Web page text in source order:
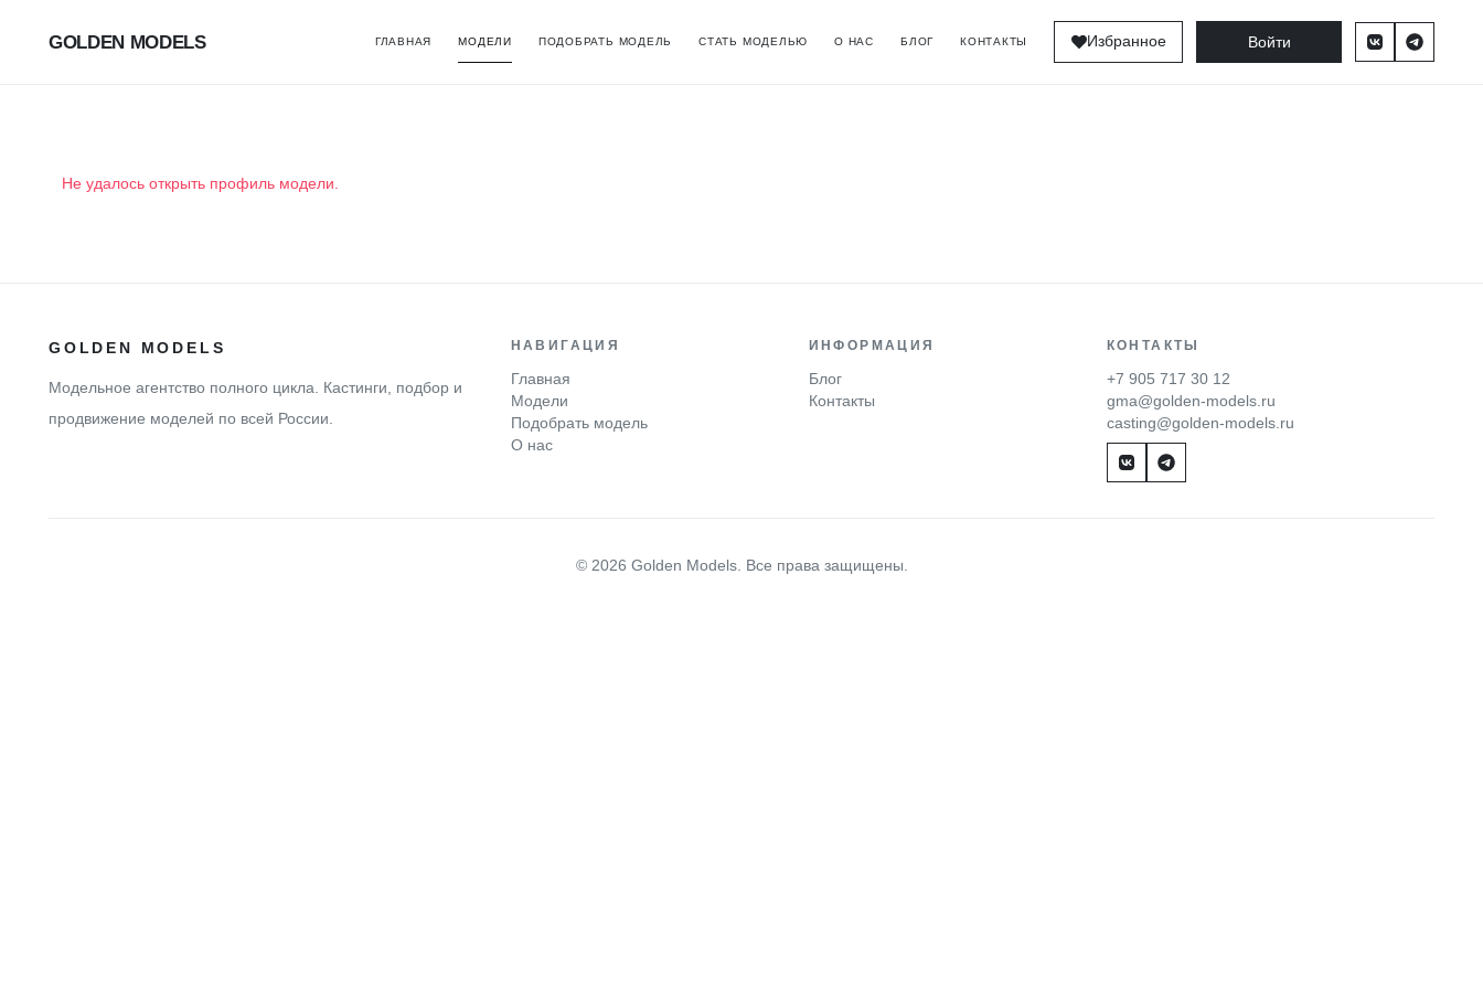
GOLDEN MODELS ГЛАВНАЯ МОДЕЛИ ПОДОБРАТЬ МОДЕЛЬ СТАТЬ МОДЕЛЬЮ О НАС БЛОГ КОНТАКТЫ Избранное Войти
Не удалось открыть профиль модели.
GOLDEN MODELS
Модельное агентство полного цикла. Кастинги, подбор и
продвижение моделей по всей России.
НАВИГАЦИЯ
Главная
Модели
Подобрать модель
О нас
ИНФОРМАЦИЯ
Блог
Контакты
КОНТАКТЫ
+7 905 717 30 12
gma@golden-models.ru
casting@golden-models.ru
© 2026 Golden Models. Все права защищены.